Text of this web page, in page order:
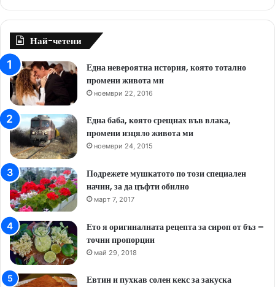
Най-четени
Една невероятна история, която тотално
промени живота ми
ноември 22, 2016
Една баба, която срещнах във влака,
промени изцяло живота ми
ноември 24, 2015
Подрежете мушкатото по този специален
начин, за да цъфти обилно
март 7, 2017
Ето я оригиналната рецепта за сироп от бъз –
точни пропорции
май 29, 2018
Евтин и пухкав солен кекс за закуска